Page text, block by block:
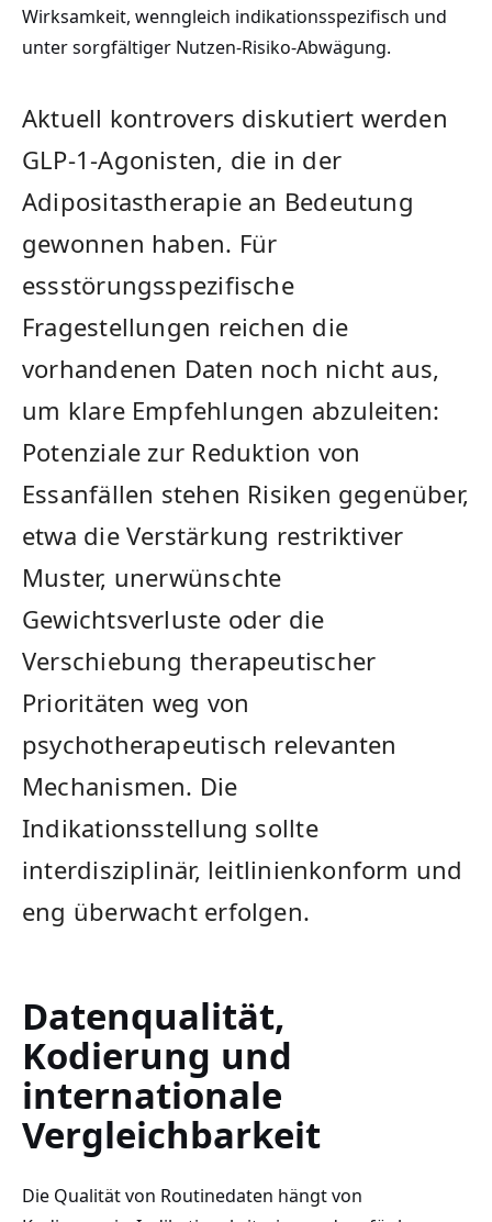
Wirksamkeit, wenngleich indikationsspezifisch und
unter sorgfältiger Nutzen-Risiko-Abwägung.
Aktuell kontrovers diskutiert werden
GLP-1-Agonisten, die in der
Adipositastherapie an Bedeutung
gewonnen haben. Für
essstörungsspezifische
Fragestellungen reichen die
vorhandenen Daten noch nicht aus,
um klare Empfehlungen abzuleiten:
Potenziale zur Reduktion von
Essanfällen stehen Risiken gegenüber,
etwa die Verstärkung restriktiver
Muster, unerwünschte
Gewichtsverluste oder die
Verschiebung therapeutischer
Prioritäten weg von
psychotherapeutisch relevanten
Mechanismen. Die
Indikationsstellung sollte
interdisziplinär, leitlinienkonform und
eng überwacht erfolgen.
Datenqualität,
Kodierung und
internationale
Vergleichbarkeit
Die Qualität von Routinedaten hängt von